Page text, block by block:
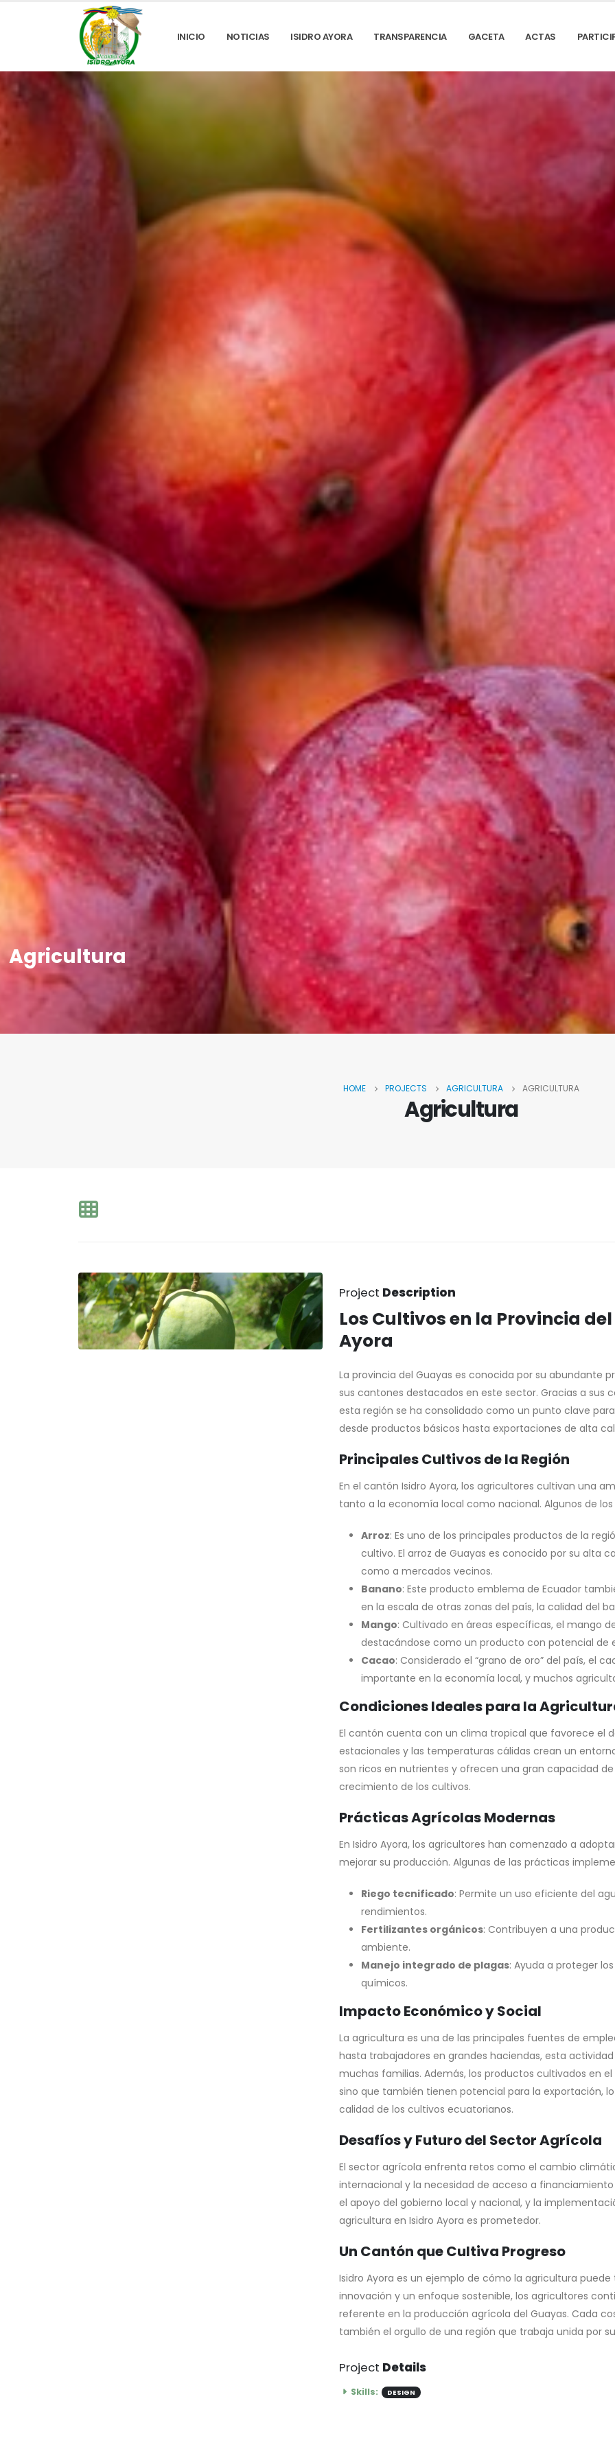
INICIO NOTICIAS ISIDRO AYORA TRANSPARENCIA GACETA ACTAS
Agricultura
HOME PROJECTS AGRICULTURA AGRICULTURA
Agricultura
Project Description
Los Cultivos en la Provincia
Ayora
La provincia del Guayas es conocida por su abundante
sus cantones destacados en este sector. Gracias a sus
esta región se ha consolidado como un punto clave
desde productos básicos hasta exportaciones de alta
Principales Cultivos de la Región
En el cantón Isidro Ayora, los agricultores cultivan una
tanto a la economía local como nacional. Algunos de
Arroz: Es uno de los principales productos de la
cultivo. El arroz de Guayas es conocido por su alta
como a mercados vecinos.
Banano: Este producto emblema de Ecuador
en la escala de otras zonas del país, la calidad del
Mango: Cultivado en áreas específicas, el mango
destacándose como un producto con potencial de
Cacao: Considerado el “grano de oro” del país, el
importante en la economía local, y muchos
Condiciones Ideales para la
El cantón cuenta con un clima tropical que favorece el
estacionales y las temperaturas cálidas crean un
son ricos en nutrientes y ofrecen una gran capacidad
crecimiento de los cultivos.
Prácticas Agrícolas Modernas
En Isidro Ayora, los agricultores han comenzado a
mejorar su producción. Algunas de las prácticas
Riego tecnificado: Permite un uso eficiente del
rendimientos.
Fertilizantes orgánicos: Contribuyen a una
ambiente.
Manejo integrado de plagas: Ayuda a proteger
químicos.
Impacto Económico y Social
La agricultura es una de las principales fuentes de
hasta trabajadores en grandes haciendas, esta
muchas familias. Además, los productos cultivados en
sino que también tienen potencial para la exportación,
calidad de los cultivos ecuatorianos.
Desafíos y Futuro del Sector Agrícola
El sector agrícola enfrenta retos como el cambio
internacional y la necesidad de acceso a
el apoyo del gobierno local y nacional, y la
agricultura en Isidro Ayora es prometedor.
Un Cantón que Cultiva Progreso
Isidro Ayora es un ejemplo de cómo la agricultura
innovación y un enfoque sostenible, los agricultores
referente en la producción agrícola del Guayas. Cada
también el orgullo de una región que trabaja unida por
Project Details
Skills: DESIGN